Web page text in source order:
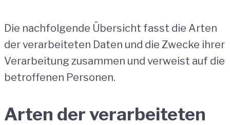
Die nachfolgende Übersicht fasst die Arten
der verarbeiteten Daten und die Zwecke ihrer
Verarbeitung zusammen und verweist auf die
betroffenen Personen.
Arten der verarbeiteten